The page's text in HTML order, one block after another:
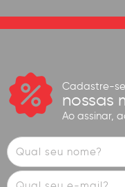
Cadastre-
nossas
Ao assinar,